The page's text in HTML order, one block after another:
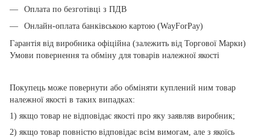
Оплата по безготівці з ПДВ
Онлайн-оплата банківською картою (WayForPay)
Гарантія від виробника офіційна (залежить від Торгової Марки)
Умови повернення та обміну для товарів належної якості
Покупець може повернути або обміняти куплений ним товар
належної якості в таких випадках:
1) якщо товар не відповідає якості про яку заявляв виробник;
2) якщо товар повністю відповідає всім вимогам, але з якоїсь